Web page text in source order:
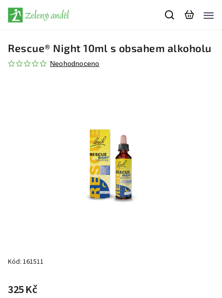
Rescue® Night 10ml s obsahem alkoholu
Neohodnoceno
Kód: 161511
325 Kč